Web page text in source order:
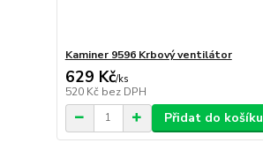
Kaminer 9596 Krbový ventilátor
629 Kč/ks
520 Kč bez DPH
Přidat do košíku